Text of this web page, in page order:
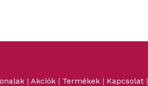
| Akciók| Termékek| Kapcsolat|